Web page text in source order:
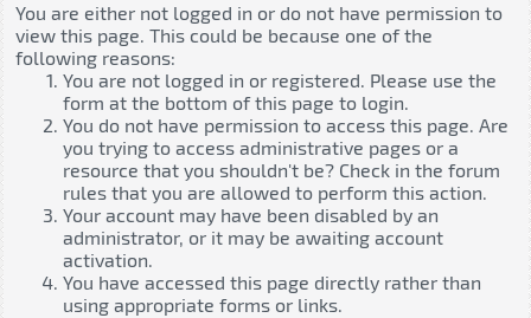
You are either not logged in or do not have permission to
view this page. This could be because one of the
following reasons:
You are not logged in or registered. Please use the
form at the bottom of this page to login.
You do not have permission to access this page. Are
you trying to access administrative pages or a
resource that you shouldn't be? Check in the forum
rules that you are allowed to perform this action.
Your account may have been disabled by an
administrator, or it may be awaiting account
activation.
You have accessed this page directly rather than
using appropriate forms or links.